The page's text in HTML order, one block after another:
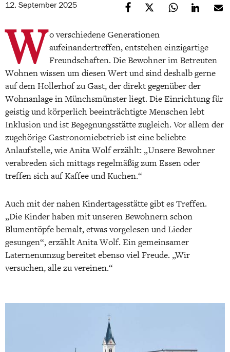
12. September 2025
W o verschiedene Generationen
aufeinandertreffen, entstehen einzigartige
Freundschaften. Die Bewohner im Betreuten
Wohnen wissen um diesen Wert und sind deshalb gerne
auf dem Hollerhof zu Gast, der direkt gegenüber der
Wohnanlage in Münchsmünster liegt. Die Einrichtung für
geistig und körperlich beeinträchtigte Menschen lebt
Inklusion und ist Begegnungsstätte zugleich. Vor allem der
zugehörige Gastronomiebetrieb ist eine beliebte
Anlaufstelle, wie Anita Wolf erzählt: „Unsere Bewohner
verabreden sich mittags regelmäßig zum Essen oder
treffen sich auf Kaffee und Kuchen.“
Auch mit der nahen Kindertagesstätte gibt es Treffen.
„Die Kinder haben mit unseren Bewohnern schon
Blumentöpfe bemalt, etwas vorgelesen und Lieder
gesungen“, erzählt Anita Wolf. Ein gemeinsamer
Laternenumzug bereitet ebenso viel Freude. „Wir
versuchen, alle zu vereinen.“